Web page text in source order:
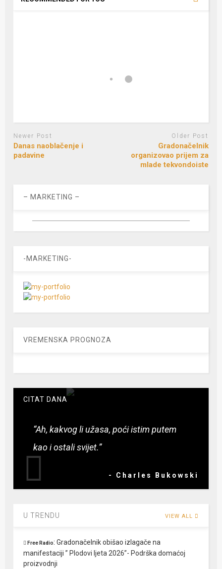
Newer Post
Danas naoblačenje i
padavine
Older Post
Gradonačelnik
organizovao prijem za
mlade tekvondoiste
– MARKETING –
-MARKETING-
VREMENSKA PROGNOZA
CITAT DANA
“Ah, kakvog li užasa, poći istim putem
kao i ostali svijet.”
- Charles Bukowski
U TRENDU VIEW ALL
Free Radio:Gradonačelnik obišao izlagače na
manifestaciji ” Plodovi ljeta 2026”- Podrška domaćoj
proizvodnji